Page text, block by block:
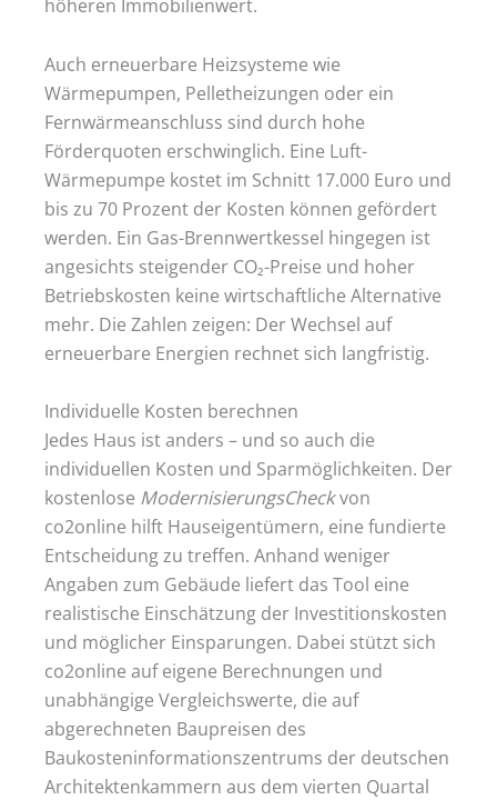
höheren Immobilienwert.
Auch erneuerbare Heizsysteme wie
Wärmepumpen, Pelletheizungen oder ein
Fernwärmeanschluss sind durch hohe
Förderquoten erschwinglich. Eine Luft-
Wärmepumpe kostet im Schnitt 17.000 Euro und
bis zu 70 Prozent der Kosten können gefördert
werden. Ein Gas-Brennwertkessel hingegen ist
angesichts steigender CO₂-Preise und hoher
Betriebskosten keine wirtschaftliche Alternative
mehr. Die Zahlen zeigen: Der Wechsel auf
erneuerbare Energien rechnet sich langfristig.
Individuelle Kosten berechnen
Jedes Haus ist anders – und so auch die
individuellen Kosten und Sparmöglichkeiten. Der
kostenlose ModernisierungsCheckvon
co2online hilft Hauseigentümern, eine fundierte
Entscheidung zu treffen. Anhand weniger
Angaben zum Gebäude liefert das Tool eine
realistische Einschätzung der Investitionskosten
und möglicher Einsparungen. Dabei stützt sich
co2online auf eigene Berechnungen und
unabhängige Vergleichswerte, die auf
abgerechneten Baupreisen des
Baukosteninformationszentrums der deutschen
Architektenkammern aus dem vierten Quartal